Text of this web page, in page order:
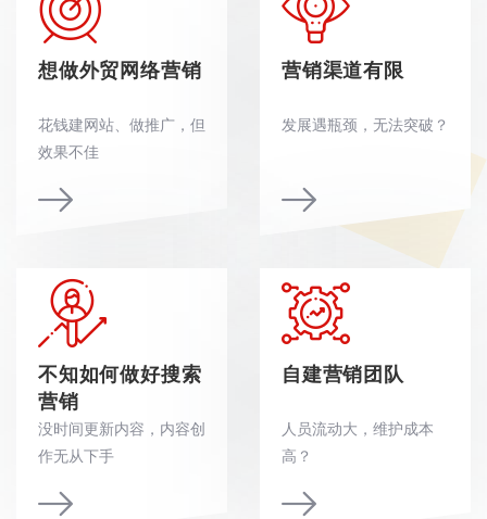
想做外贸网络营销
花钱建网站、做推广，但
效果不佳
营销渠道有限
发展遇瓶颈，无法突破？
不知如何做好搜索
营销
没时间更新内容，内容创
作无从下手
自建营销团队
人员流动大，维护成本
高？